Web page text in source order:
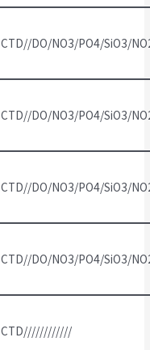
CTD//DO/NO3/PO4/SiO3/
CTD//DO/NO3/PO4/SiO3/
CTD//DO/NO3/PO4/SiO3/
CTD//DO/NO3/PO4/SiO3/
CTD////////////